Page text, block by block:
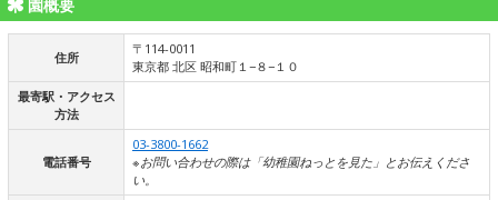
園概要
住所
〒114-0011
東京都 北区 昭和町１−８−１０
最寄駅・アクセス
方法
電話番号
03-3800-1662
※お問い合わせの際は「幼稚園ねっとを見た」とお伝えくださ
い。